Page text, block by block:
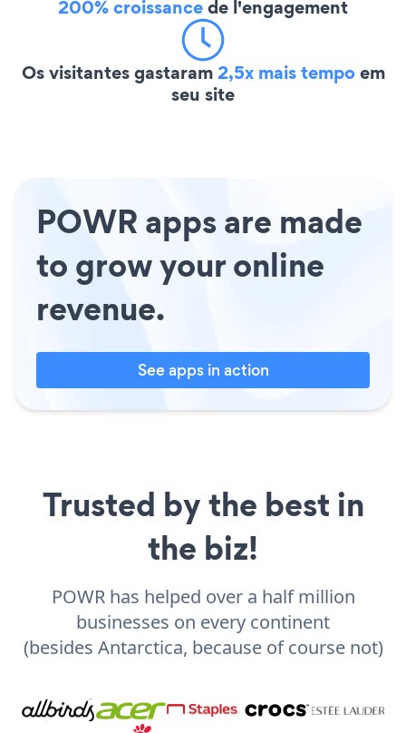
200% croissancede l'engagement
Os visitantes gastaram2,5x mais tempoem
seu site
POWR apps are made
to grow your online
revenue.
See apps in action
Trusted by the best in
the biz!
POWR has helped over a half million
businesses on every continent
(besides Antarctica, because of course not)